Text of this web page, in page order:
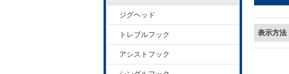
表示方法
ジグヘッド
トレブルフック
アシストフック